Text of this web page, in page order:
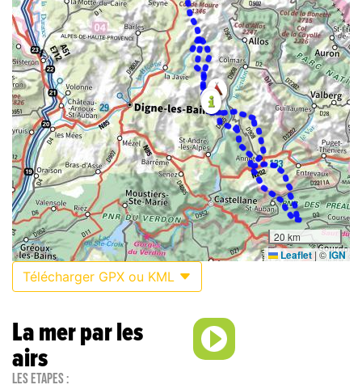
20 km
Leaflet |©IGN
Télécharger GPX ou KML
La mer par les
airs
Les étapes :